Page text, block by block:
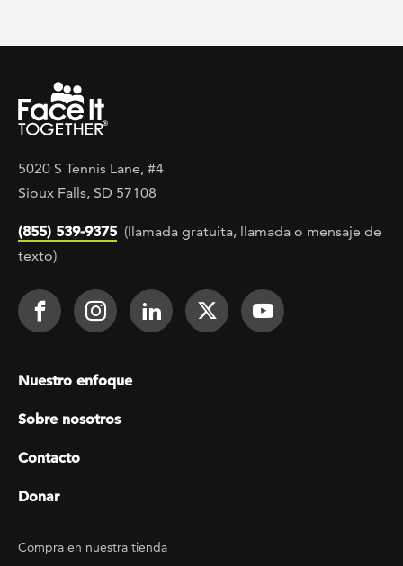
5020 S Tennis Lane, #4
Sioux Falls, SD 57108
(855) 539-9375 (llamada gratuita, llamada o mensaje de
texto)
Footer Social
Face It TOGETHER on Facebook
Face It TOGETHER on
Face It TOGETHER on
Face ItFace It
Footer menu
Nuestro enfoque
Sobre nosotros
Contacto
Donar
Footer Utility
Compra en nuestra tienda